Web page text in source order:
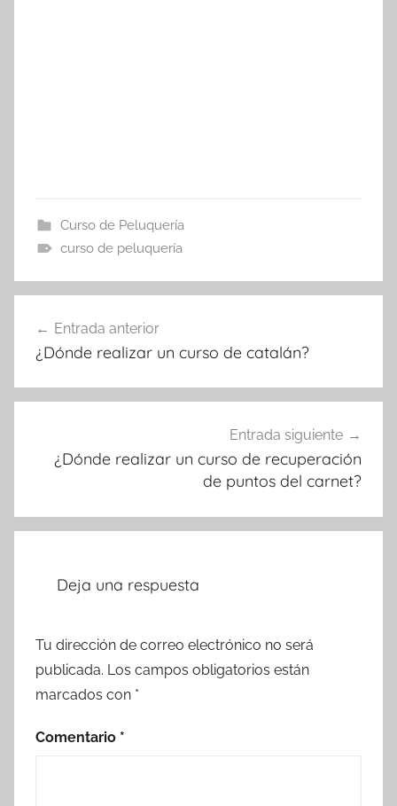
Curso de Peluquería
curso de peluquería
de
Entrada anterior
¿Dónde realizar un curso de catalán?
Entrada siguiente
¿Dónde realizar un curso de recuperación
de puntos del carnet?
Deja una respuesta
Tu dirección de correo electrónico no será
publicada. Los campos obligatorios están
marcados con *
Comentario *